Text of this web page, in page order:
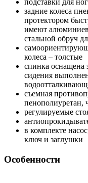
подставки для
задние колеса
протектором
имеют
стальной обруч
колеса – толстые
спинка оснащена
сидения
съемная
пенополиуретан,
регулируемые
в комплекте
ключ и заглушки
Особенности